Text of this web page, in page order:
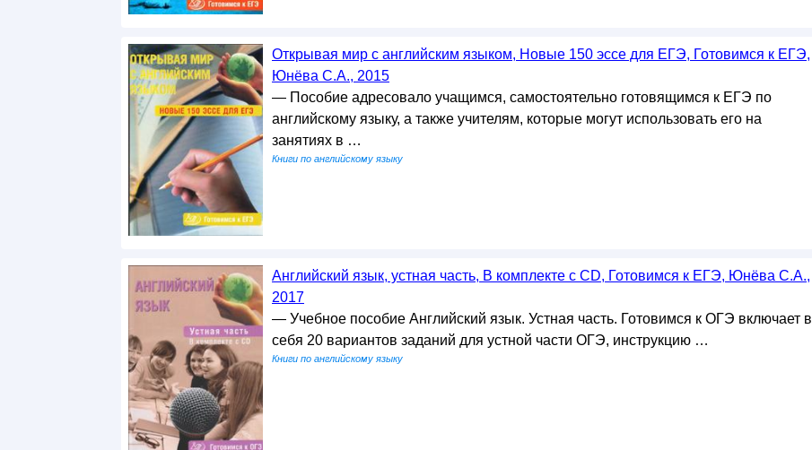
Открывая мир с английским языком, Новые 150 эссе для ЕГЭ, Готовимся к ЕГЭ,
Юнёва С.А., 2015
— Пособие адресовало учащимся, самостоятельно готовящимся к ЕГЭ по
английскому языку, а также учителям, которые могут использовать его на
занятиях в …
Книги по английскому языку
Английский язык, устная часть, В комплекте с CD, Готовимся к ЕГЭ, Юнёва С.А.,
2017
— Учебное пособие Английский язык. Устная часть. Готовимся к ОГЭ включает в
себя 20 вариантов заданий для устной части ОГЭ, инструкцию …
Книги по английскому языку